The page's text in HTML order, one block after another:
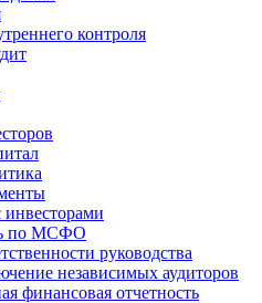
контроля
инвеcторами
по МСФО
руководства
независимых аудиторов
финансовая отчетность